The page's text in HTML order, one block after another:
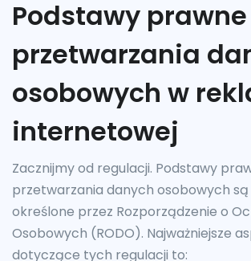
Podstawy prawne
przetwarzania
osobowych w
internetowej
Zacznijmy od regulacji. Podstawy
przetwarzania danych osobowych są
określone przez Rozporządzenie o
Osobowych (RODO). Najważniejsze
dotyczące tych regulacji to: